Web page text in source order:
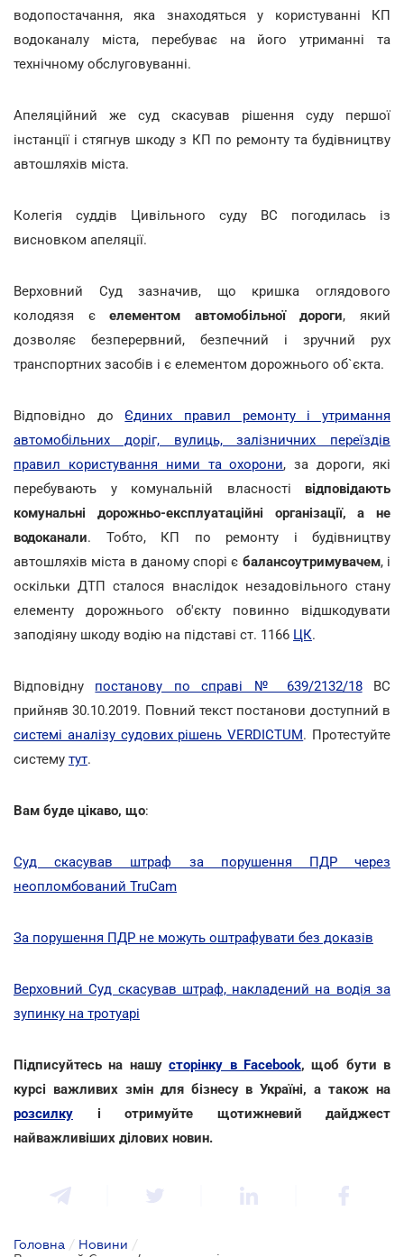
водопостачання, яка знаходяться у користуванні КП
водоканалу міста, перебуває на його утриманні та
технічному обслуговуванні.
Апеляційний же суд скасував рішення суду першої
інстанції і стягнув шкоду з КП по ремонту та будівництву
автошляхів міста.
Колегія суддів Цивільного суду ВС погодилась із
висновком апеляції.
Верховний Суд зазначив, що кришка оглядового
колодязя єелементом автомобільної дороги, який
дозволяє безперервний, безпечний і зручний рух
транспортних засобів і є елементом дорожнього об`єкта.
Відповідно доЄдиних правил ремонту і утримання
автомобільних доріг, вулиць, залізничних переїздів
правил користування ними та охорони, за дороги, які
перебувають у комунальній власності відповідають
комунальні дорожньо-експлуатаційні організації, а не
водоканали. Тобто, КП по ремонту і будівництву
автошляхів міста в даному спорі є балансоутримувачем, і
оскільки ДТП сталося внаслідок незадовільного стану
елементу дорожнього об'єкту повинно відшкодувати
заподіяну шкоду водію на підставі ст. 1166 ЦК.
Відповідну постанову по справі № 639/2132/18ВС
прийняв 30.10.2019. Повний текст постанови доступний в
системі аналізу судових рішень VERDICTUM. Протестуйте
систему тут.
Вам буде цікаво, що:
Суд скасував штраф за порушення ПДР через
неопломбований TruCam
За порушення ПДР не можуть оштрафувати без доказів
Верховний Суд скасував штраф, накладений на водія за
зупинку на тротуарі
Підписуйтесь на нашусторінку в Facebook, щоб бути в
курсі важливих змін для бізнесу в Україні, а також на
розсилку і отримуйте щотижневий дайджест
найважливіших ділових новин.
Головна / Новини /